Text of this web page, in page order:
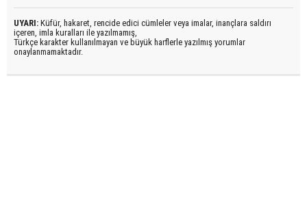
UYARI: Küfür, hakaret, rencide edici cümleler veya imalar, inançlara saldırı
içeren, imla kuralları ile yazılmamış,
Türkçe karakter kullanılmayan ve büyük harflerle yazılmış yorumlar
onaylanmamaktadır.